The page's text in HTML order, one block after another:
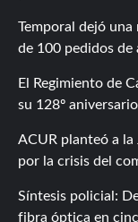
Temporal dejó
de 100 pedidos de
El Regimiento de
su 128º aniversario
ACUR planteó a
por la crisis del
Síntesis policial:
fibra óptica en